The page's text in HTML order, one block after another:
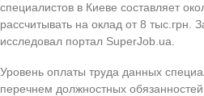
специалистов в Киеве составляет
рассчитывать на оклад от 8 тыс.грн.
исследовал портал SuperJob.ua.
Уровень оплаты труда данных
перечнем должностных